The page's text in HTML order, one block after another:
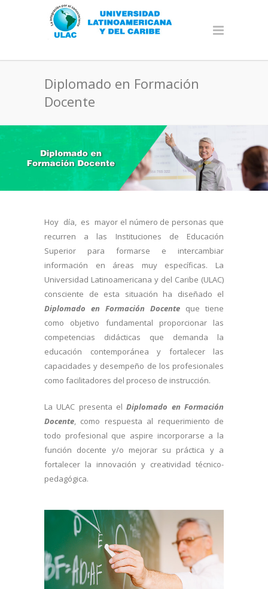
Diplomado en Formación
Docente
Hoy día, es mayor el número de personas que
recurren a las Instituciones de Educación
Superior para formarse e intercambiar
información en áreas muy específicas. La
Universidad Latinoamericana y del Caribe (ULAC)
consciente de esta situación ha diseñado el
Diplomado en Formación Docente que tiene
como objetivo fundamental proporcionar las
competencias didácticas que demanda la
educación contemporánea y fortalecer las
capacidades y desempeño de los profesionales
como facilitadores del proceso de instrucción.
La ULAC presenta elDiplomado en Formación
Docente, como respuesta al requerimiento de
todo profesional que aspire incorporarse a la
función docente y/o mejorar su práctica y a
fortalecer la innovación y creatividad técnico-
pedagógica.